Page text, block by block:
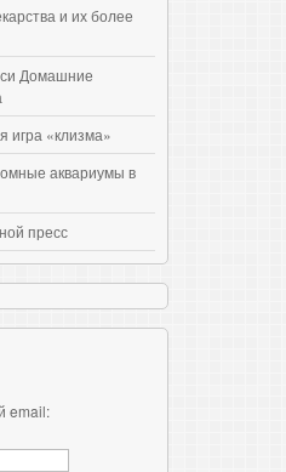
и их более
Домашние
игра «клизма»
аквариумы в
пресс
email: